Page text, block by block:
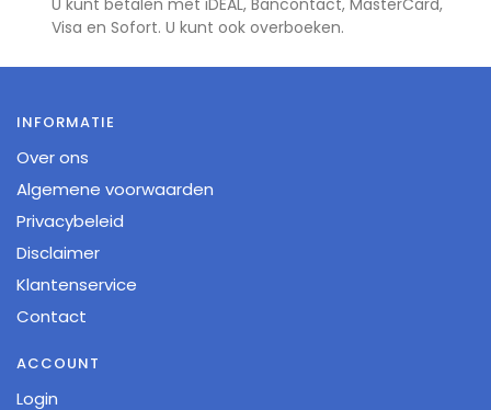
Visa en Sofort. U kunt ook overboeken.
INFORMATIE
Over ons
Algemene voorwaarden
Privacybeleid
Disclaimer
Klantenservice
Contact
ACCOUNT
Login